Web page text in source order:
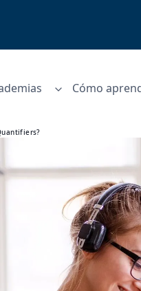
Cómo